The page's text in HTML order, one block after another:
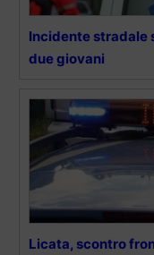
Incidente stradale
due giovani
Licata, scontro